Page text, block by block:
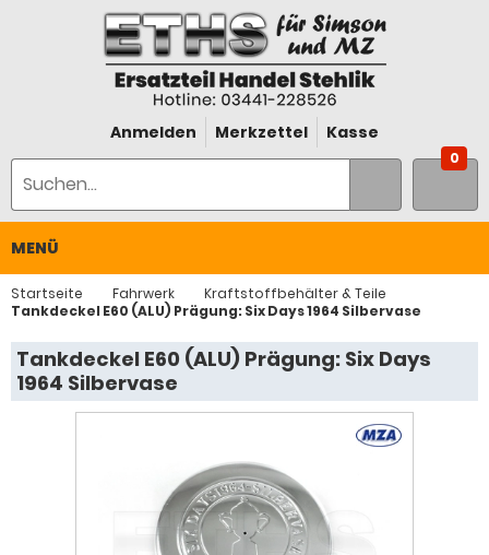
Anmelden Merkzettel Kasse
0
MENÜ
Startseite Fahrwerk
Kraftstoffbehälter & Teile
Tankdeckel E60 (ALU) Prägung: Six Days 1964 Silbervase
Tankdeckel E60 (ALU) Prägung: Six Days
1964 Silbervase